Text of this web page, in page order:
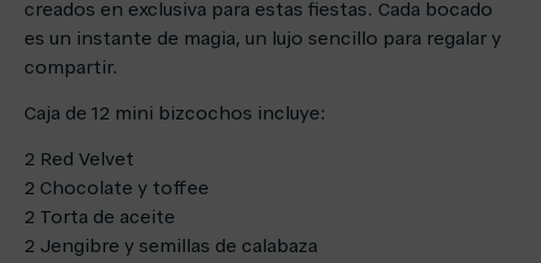
creados en exclusiva para estas fiestas. Cada bocado
es un instante de magia, un lujo sencillo para regalar y
compartir.
Caja de 12 mini bizcochos incluye:
2 Red Velvet
2 Chocolate y toffee
2 Torta de aceite
2 Jengibre y semillas de calabaza